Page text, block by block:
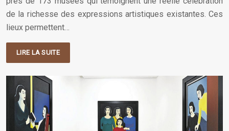
de la richesse des expressions artistiques existantes. Ces
lieux permettent…
LIRE LA SUITE